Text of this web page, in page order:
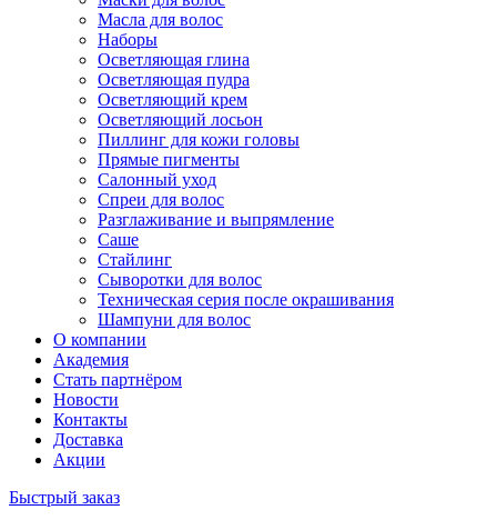
Масла для волос
Наборы
Осветляющая глина
Осветляющая пудра
Осветляющий крем
Осветляющий лосьон
Пиллинг для кожи головы
Прямые пигменты
Салонный уход
Спреи для волос
Разглаживание и выпрямление
Саше
Стайлинг
Сыворотки для волос
Техническая серия после окрашивания
Шампуни для волос
О компании
Академия
Стать партнёром
Новости
Контакты
Доставка
Акции
Быстрый заказ